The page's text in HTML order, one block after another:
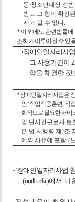
동·청소년대상 성
받고 그 형이 확정
자가 될 수 없다.
* 이 외에도 관련법률
조회가 이루어질 수 있
◦장애인일자리사
그 사용기간이 2
약을 체결한 것
*장애인일자리사업은
인 ‘직업적응훈련 직
회적으로 필요한 서비
및 단시간근로자 보
은 법 시행령 제3조
예외 사유에 포함. (
◦‘장애인일자리사업
(nodl.or.kr)에서 다